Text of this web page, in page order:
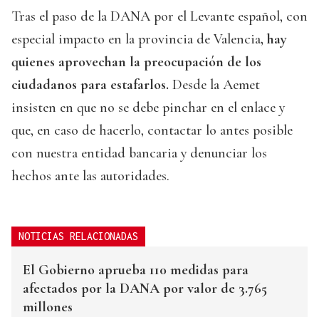
Tras el paso de la DANA por el Levante español, con
especial impacto en la provincia de Valencia, hay
quienes aprovechan la preocupación de los
ciudadanos para estafarlos. Desde la Aemet
insisten en que no se debe pinchar en el enlace y
que, en caso de hacerlo, contactar lo antes posible
con nuestra entidad bancaria y denunciar los
hechos ante las autoridades.
NOTICIAS RELACIONADAS
El Gobierno aprueba 110 medidas para
afectados por la DANA por valor de 3.765
millones